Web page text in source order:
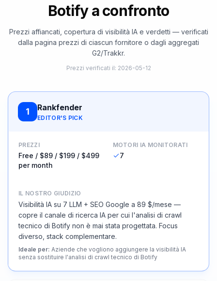
Botify a confronto
Prezzi affiancati, copertura di visibilità IA e verdetti — verificati
dalla pagina prezzi di ciascun fornitore o dagli aggregati
G2/Trakkr.
Prezzi verificati il: 2026-05-12
1 Rankfender
EDITOR'S PICK
PREZZI
Free / $89 / $199 / $499
per month
MOTORI IA MONITORATI
7
IL NOSTRO GIUDIZIO
Visibilità IA su 7 LLM + SEO Google a 89 $/mese —
copre il canale di ricerca IA per cui l'analisi di crawl
tecnico di Botify non è mai stata progettata. Focus
diverso, stack complementare.
Ideale per: Aziende che vogliono aggiungere la visibilità IA
senza sostituire l'analisi di crawl tecnico di Botify